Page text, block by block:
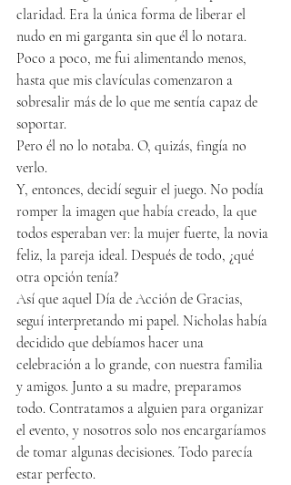
claridad. Era la única forma de liberar el
nudo en mi garganta sin que él lo notara.
Poco a poco, me fui alimentando menos,
hasta que mis clavículas comenzaron a
sobresalir más de lo que me sentía capaz de
soportar.
Pero él no lo notaba. O, quizás, fingía no
verlo.
Y, entonces, decidí seguir el juego. No podía
romper la imagen que había creado, la que
todos esperaban ver: la mujer fuerte, la novia
feliz, la pareja ideal. Después de todo, ¿qué
otra opción tenía?
Así que aquel Día de Acción de Gracias,
seguí interpretando mi papel. Nicholas había
decidido que debíamos hacer una
celebración a lo grande, con nuestra familia
y amigos. Junto a su madre, preparamos
todo. Contratamos a alguien para organizar
el evento, y nosotros solo nos encargaríamos
de tomar algunas decisiones. Todo parecía
estar perfecto.